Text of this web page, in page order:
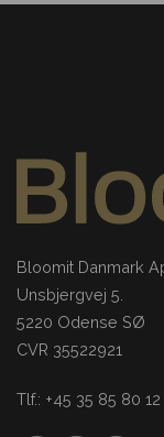
Bloomit Danmark
Unsbjergvej 5.
5220 Odense SØ
CVR 35522921
Tlf.: +45 35 85 80 12